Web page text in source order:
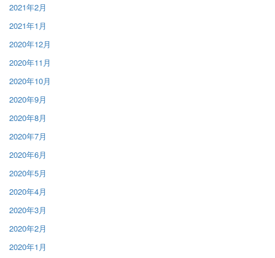
2021年2月
2021年1月
2020年12月
2020年11月
2020年10月
2020年9月
2020年8月
2020年7月
2020年6月
2020年5月
2020年4月
2020年3月
2020年2月
2020年1月